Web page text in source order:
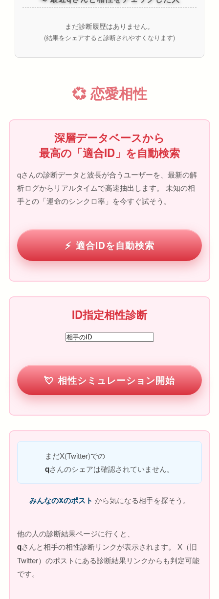
まだ診断履歴はありません。
(結果をシェアすると診断されやすくなります)
💞 恋愛相性
深層データベースから
最高の「適合ID」を自動検索
qさんの診断データと波長が合うユーザーを、最新の解
析ログからリアルタイムで高速抽出します。 未知の相
手との「運命のシンクロ率」を今すぐ試そう。
適合IDを自動検索
ID指定相性診断
相性シミュレーション開始
まだX(Twitter)での
qさんのシェアは確認されていません。
みんなのXのポスト から気になる相手を探そう。
他の人の診断結果ページに行くと、
qさんと相手の相性診断リンクが表示されます。 X（旧
Twitter）のポストにある診断結果リンクからも判定可能
です。